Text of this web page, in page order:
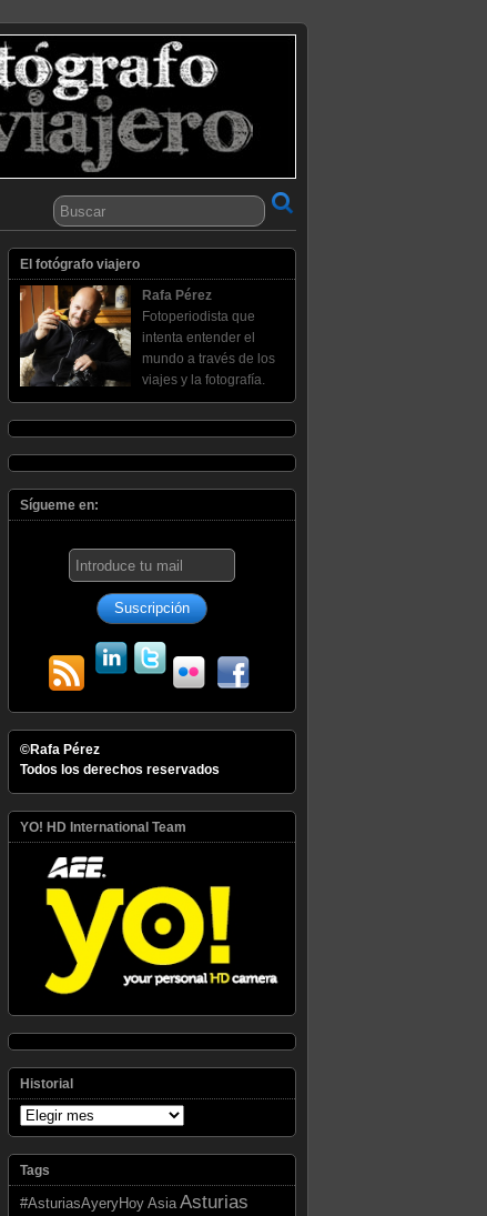
El fotógrafo viajero
Rafa Pérez
Fotoperiodista que
intenta entender el
mundo a través de los
viajes y la fotografía.
Sígueme en:
©Rafa Pérez
Todos los derechos reservados
YO! HD International Team
Historial
Tags
#AsturiasAyeryHoy Asia Asturias